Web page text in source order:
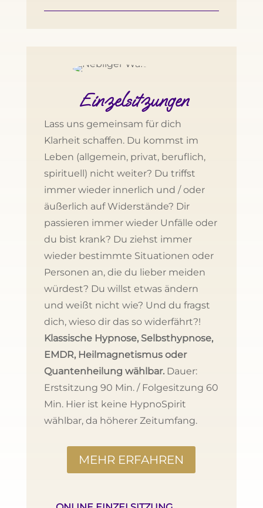
Einzelsitzungen
Lass uns gemeinsam für dich
Klarheit schaffen. Du kommst im
Leben (allgemein, privat, beruflich,
spirituell) nicht weiter? Du triffst
immer wieder innerlich und / oder
äußerlich auf Widerstände? Dir
passieren immer wieder Unfälle oder
du bist krank? Du ziehst immer
wieder bestimmte Situationen oder
Personen an, die du lieber meiden
würdest? Du willst etwas ändern
und weißt nicht wie? Und du fragst
dich, wieso dir das so widerfährt?!
Klassische Hypnose, Selbsthypnose,
EMDR, Heilmagnetismus oder
Quantenheilung wählbar.Dauer:
Erstsitzung 90 Min. / Folgesitzung 60
Min. Hier ist keine HypnoSpirit
wählbar, da höherer Zeitumfang.
MEHR ERFAHREN